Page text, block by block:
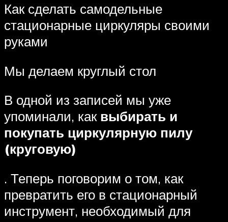
Как сделать самодельные
стационарные циркуляры своими
руками
Мы делаем круглый стол
В одной из записей мы уже
упоминали, как выбирать и
покупать циркулярную пилу
(круговую)
. Теперь поговорим о том, как
превратить его в стационарный
инструмент, необходимый для